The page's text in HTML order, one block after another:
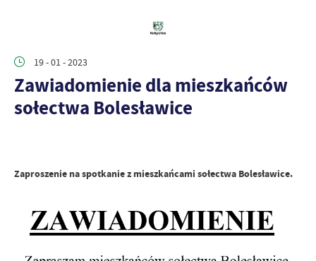
19 - 01 - 2023
Zawiadomienie dla mieszkańców
sołectwa Bolesławice
Zaproszenie na spotkanie z mieszkańcami sołectwa Bolesławice.